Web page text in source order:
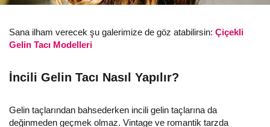
Sana ilham verecek şu galerimize de göz atabilirsin: Çiçekli
Gelin Tacı Modelleri
İncili Gelin Tacı Nasıl Yapılır?
Gelin taçlarından bahsederken incili gelin taçlarına da
değinmeden geçmek olmaz. Vintage ve romantik tarzda